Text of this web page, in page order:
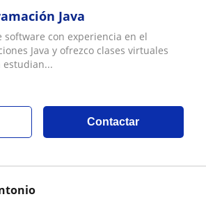
Java
software con experiencia en el
Java y ofrezco clases virtuales
estudian...
Contactar